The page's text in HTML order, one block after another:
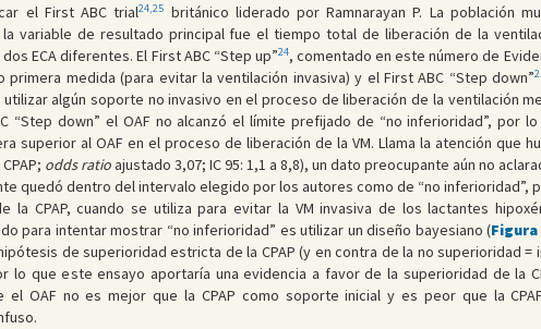
el First ABC trial24,25 británico liderado por Ramnarayan P. La población
la variable de resultado principal fue el tiempo total de liberación de la
ECA diferentes. El First ABC “Step up”24, comentado en este número de
medida (para evitar la ventilación invasiva) y el First ABC “Step down”
algún soporte no invasivo en el proceso de liberación de la ventilación
“Step down” el OAF no alcanzó el límite prefijado de “no inferioridad”,
superior al OAF en el proceso de liberación de la VM. Llama la atención que
odds ratioajustado 3,07; IC 95: 1,1 a 8,8), un dato preocupante aún no
quedó dentro del intervalo elegido por los autores como de “no inferioridad”,
la CPAP, cuando se utiliza para evitar la VM invasiva de los lactantes
para intentar mostrar “no inferioridad” es utilizar un diseño bayesiano (Figura
de superioridad estricta de la CPAP (y en contra de la no superioridad
lo que este ensayo aportaría una evidencia a favor de la superioridad de la
el OAF no es mejor que la CPAP como soporte inicial y es peor que la